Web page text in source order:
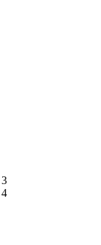
3
4